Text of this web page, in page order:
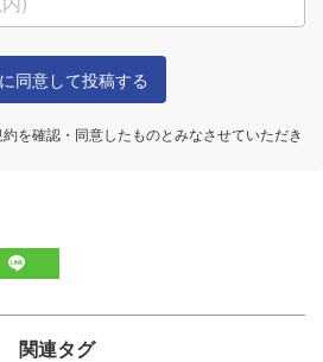
関連タグ